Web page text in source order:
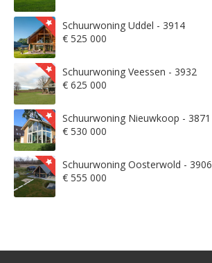
Schuurwoning Uddel - 3914
€ 525 000
Schuurwoning Veessen - 3932
€ 625 000
Schuurwoning Nieuwkoop - 3871
€ 530 000
Schuurwoning Oosterwold - 3906
€ 555 000